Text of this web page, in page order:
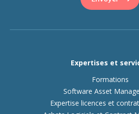
Expertises et
Formations
Software Asset
Expertise licences et